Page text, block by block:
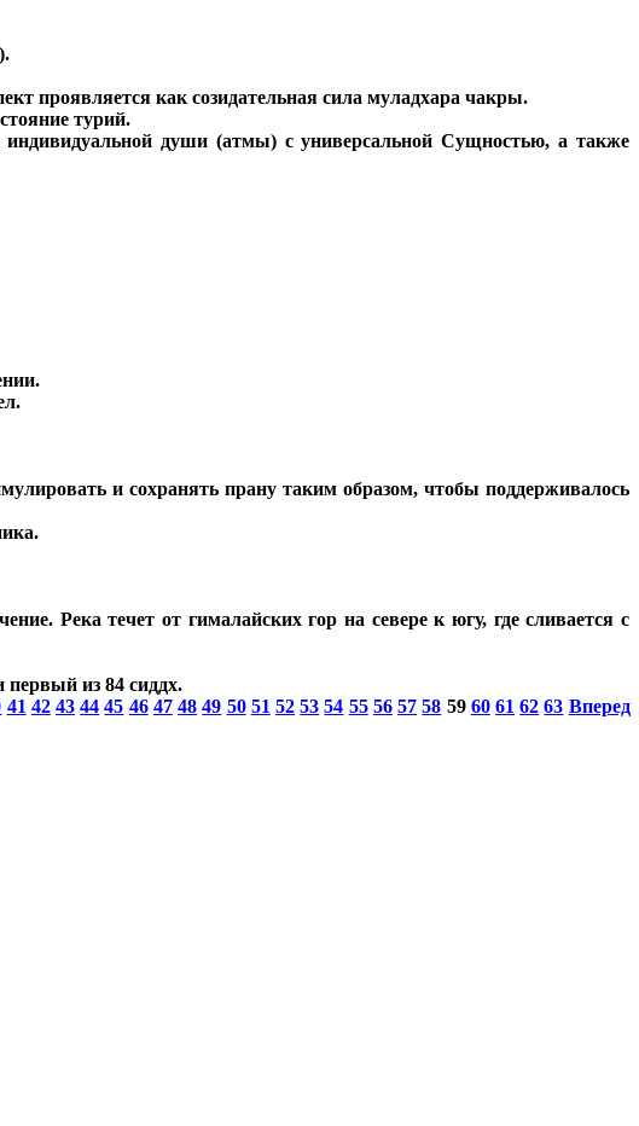
проявляется как созидательная сила муладхара чакры.
турий.
души (атмы) с универсальной Сущностью, а также
и сохранять прану таким образом, чтобы поддерживалось
Река течет от гималайских гор на севере к югу, где сливается с
первый из 84 сиддх.
41 42 43 44 45 46 47 48 49 50 51 52 53 54 55 56 57 58 59 60 61 62 63 Вперед